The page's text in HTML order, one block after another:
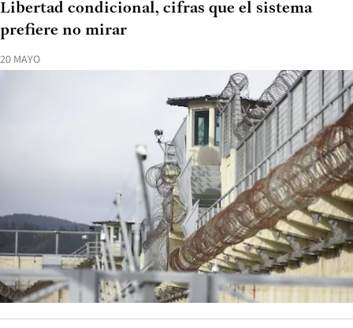
20 MAYO
Libertad condicional, cifras que el sistema
prefiere no mirar